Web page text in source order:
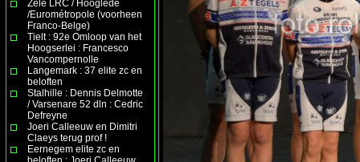
Zele LRC / Hooglede
/Eurométropole (voorheen
Franco-Belge)
Tielt : 92e Omloop van het
Hoogserlei : Francesco
Vancompernolle
Langemark : 37 elite zc en
beloften
Stalhille : Dennis Delmotte
/ Varsenare 52 dln : Cedric
Defreyne
Joeri Calleeuw en Dimitri
Claeys terug prof !
Eernegem elite zc en